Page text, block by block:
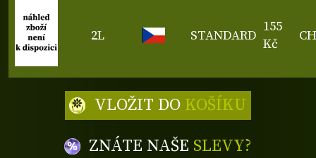
2L STANDARD
155
Kč
ZNÁTE NAŠE SLEVY?
VLOŽIT DO KOŠÍKU